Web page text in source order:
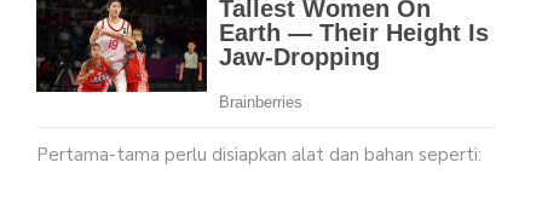
Pertama-tama perlu disiapkan alat dan bahan seperti: